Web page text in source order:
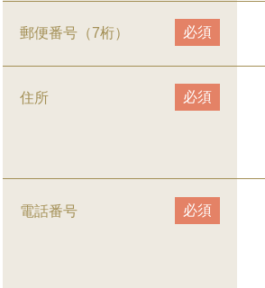
郵便番号（7桁） 必須
住所 必須
電話番号 必須